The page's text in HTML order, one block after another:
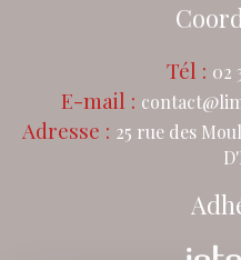
Tél : 02
E-mail :
Adresse : 25 rue des